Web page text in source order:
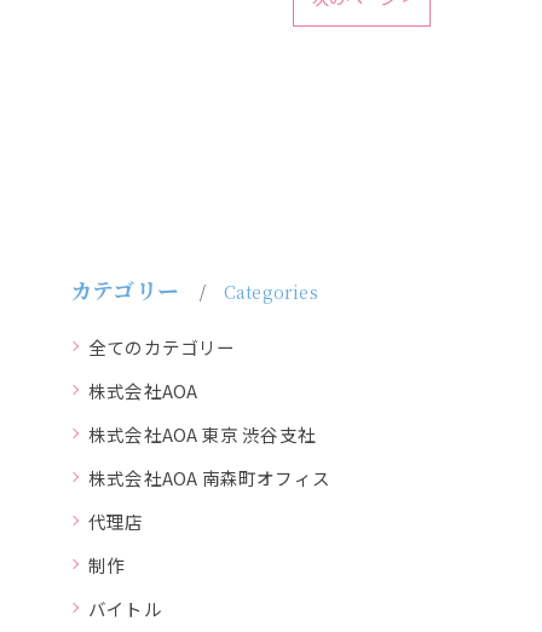
カテゴリー Categories
全てのカテゴリー
株式会社AOA
株式会社AOA 東京 渋谷支社
株式会社AOA 南森町オフィス
代理店
制作
バイトル